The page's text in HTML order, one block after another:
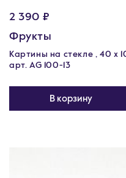
2 390 ₽
Фрукты
Картины на стекле , 40 x
арт. AG 100-13
В корзину